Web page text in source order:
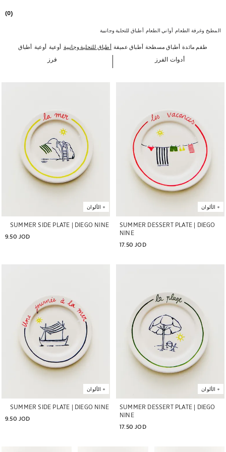
(0)
المطبخ وغرفة الطعام أواني الطعام أطباق للتحلية وجانبية
طقم مائدة أطباق مسطحة أطباق عميقة أطباق للتحلية وجانبية أوعية أوعية أطباق تقديم
أدوات الفرز فرز
SUMMER DESSERT PLATE | DIEGO
NINE
17.50 JOD
+ الألوان
تم تغيير الصورة إلى 1 من 5
SUMMER SIDE PLATE | DIEGO NINE
9.50 JOD
+ الألوان
تم تغيير الصورة إلى 1 من 5
SUMMER DESSERT PLATE | DIEGO
NINE
17.50 JOD
+ الألوان
تم تغيير الصورة إلى 1 من 5
SUMMER SIDE PLATE | DIEGO NINE
9.50 JOD
+ الألوان
تم تغيير الصورة إلى 1 من 5